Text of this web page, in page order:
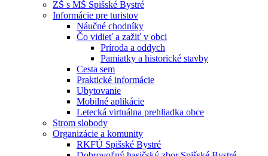
ZŠ s MŠ Spišské Bystré
Informácie pre turistov
Náučné chodníky
Čo vidieť a zažiť v obci
Príroda a oddych
Pamiatky a historické stavby
Cesta sem
Praktické informácie
Ubytovanie
Mobilné aplikácie
Letecká virtuálna prehliadka obce
Strom slobody
Organizácie a komunity
RKFÚ Spišské Bystré